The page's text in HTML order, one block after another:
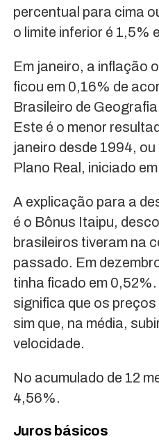
percentual para cima
o limite inferior é 1,5%
Em janeiro, a inflação
ficou em 0,16% de
Brasileiro de
Este é o menor
janeiro desde 1994,
Plano Real, iniciado
A explicação para a
é o Bônus Itaipu,
brasileiros tiveram na
passado. Em
tinha ficado em
significa que os
sim que, na média,
velocidade.
No acumulado de 12
4,56%.
Juros básicos